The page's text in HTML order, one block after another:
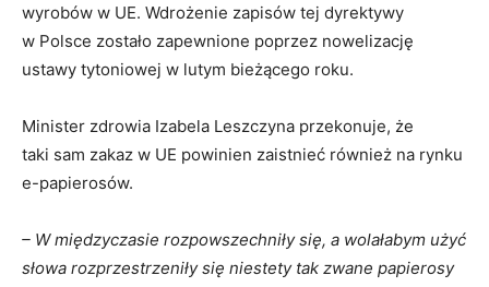
wyrobów w UE. Wdrożenie zapisów tej dyrektywy
w Polsce zostało zapewnione poprzez nowelizację
ustawy tytoniowej w lutym bieżącego roku.
Minister zdrowia Izabela Leszczyna przekonuje, że
taki sam zakaz w UE powinien zaistnieć również na rynku
e-papierosów.
– W międzyczasie rozpowszechniły się, a wolałabym użyć
słowa rozprzestrzeniły się niestety tak zwane papierosy